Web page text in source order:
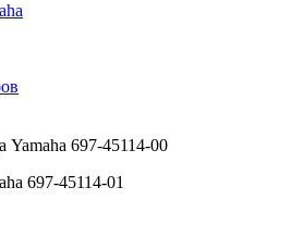
Yamaha 697-45114-00
697-45114-01